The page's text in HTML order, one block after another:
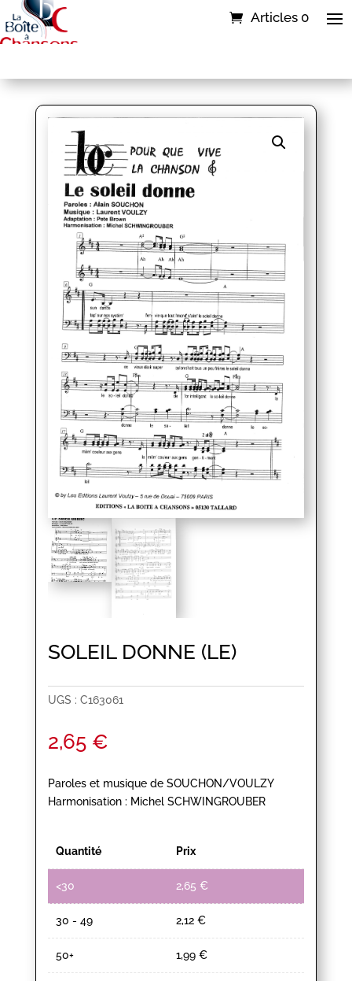
Articles 0
SOLEIL DONNE (LE)
UGS : C163061
2,65 €
Paroles et musique de SOUCHON/VOULZY
Harmonisation : Michel SCHWINGROUBER
Quantité Prix
<30 2,65 €
30 - 49 2,12 €
50+ 1,99 €